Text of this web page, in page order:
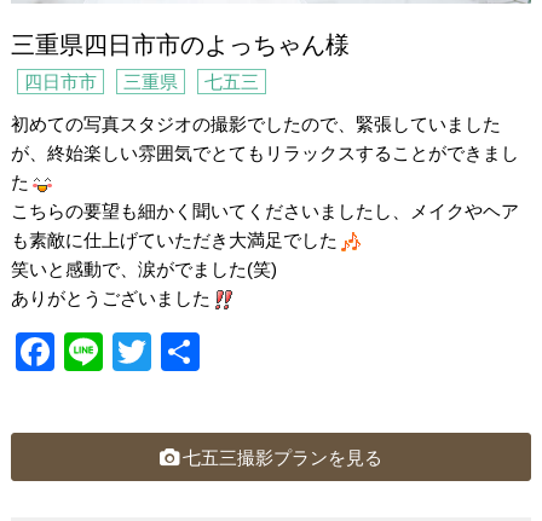
三重県四日市市のよっちゃん様
四日市市 三重県 七五三
初めての写真スタジオの撮影でしたので、緊張していました
が、終始楽しい雰囲気でとてもリラックスすることができまし
た
こちらの要望も細かく聞いてくださいましたし、メイクやヘア
も素敵に仕上げていただき大満足でした
笑いと感動で、涙がでました(笑)
ありがとうございました
F
c
Li
e
T
tt
er
共
七五三撮影プランを見る